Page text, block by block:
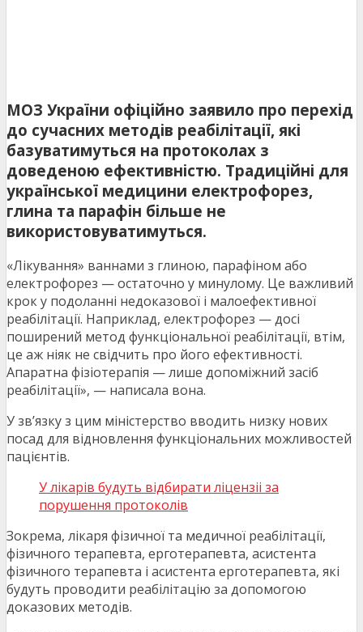
МОЗ України офіційно заявило про перехід
до сучасних методів реабілітації, які
базуватимуться на протоколах з
доведеною ефективністю. Традиційні для
української медицини електрофорез,
глина та парафін більше не
використовуватимуться.
«Лікування» ваннами з глиною, парафіном або
електрофорез — остаточно у минулому. Це важливий
крок у подоланні недоказової і малоефективної
реабілітації. Наприклад, електрофорез — досі
поширений метод функціональної реабілітації, втім,
це аж ніяк не свідчить про його ефективності.
Апаратна фізіотерапія — лише допоміжний засіб
реабілітації», — написала вона.
У зв’язку з цим міністерство вводить низку нових
посад для відновлення функціональних можливостей
пацієнтів.
У лікарів будуть відбирати ліцензіі за
порушення протоколів
Зокрема, лікаря фізичної та медичної реабілітації,
фізичного терапевта, ерготерапевта, асистента
фізичного терапевта і асистента ерготерапевта, які
будуть проводити реабілітацію за допомогою
доказових методів.